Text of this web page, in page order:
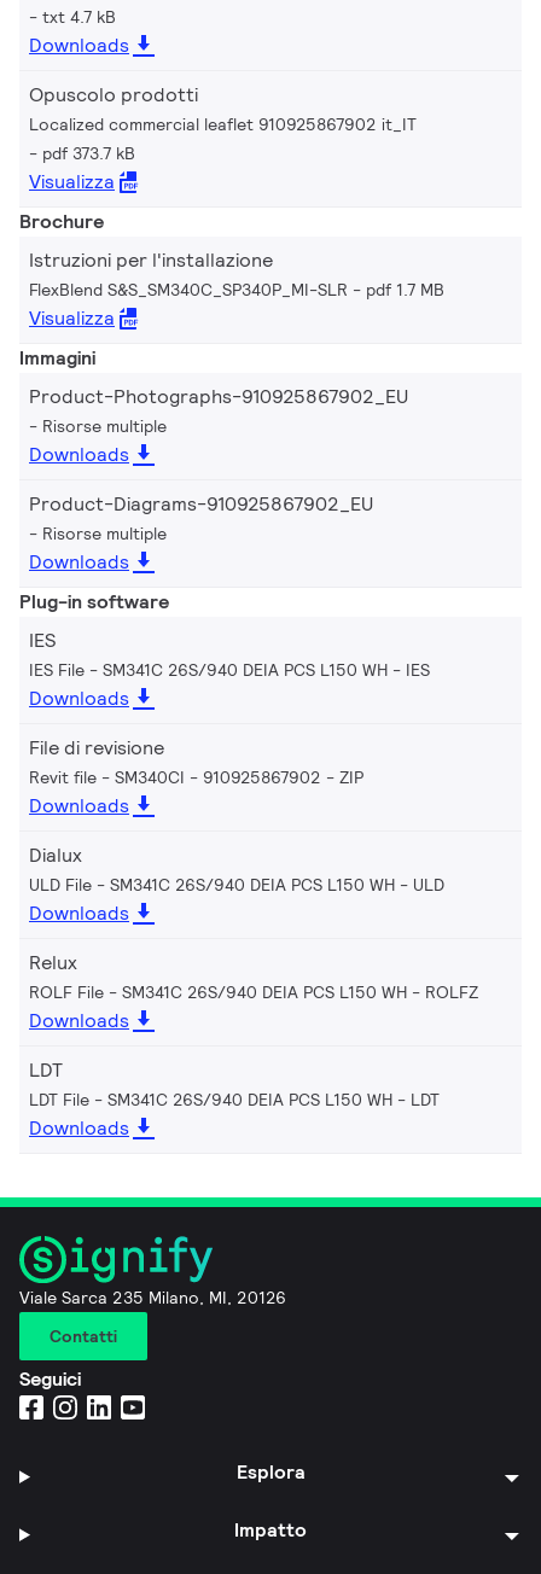
txt 4.7 kB
Downloads
Opuscolo prodotti
Localized commercial leaflet 910925867902 it_IT
pdf 373.7 kB
Visualizza
Brochure
Istruzioni per l'installazione
FlexBlend S&S_SM340C_SP340P_MI-SLR pdf 1.7 MB
Visualizza
Immagini
Product-Photographs-910925867902_EU
Risorse multiple
Downloads
Product-Diagrams-910925867902_EU
Risorse multiple
Downloads
Plug-in software
IES
IES File - SM341C 26S/940 DEIA PCS L150 WH IES
Downloads
File di revisione
Revit file - SM340CI - 910925867902 ZIP
Downloads
Dialux
ULD File - SM341C 26S/940 DEIA PCS L150 WH ULD
Downloads
Relux
ROLF File - SM341C 26S/940 DEIA PCS L150 WH ROLFZ
Downloads
LDT
LDT File - SM341C 26S/940 DEIA PCS L150 WH LDT
Downloads
Viale Sarca 235 Milano, MI, 20126
Contatti
Seguici
Esplora
Impatto